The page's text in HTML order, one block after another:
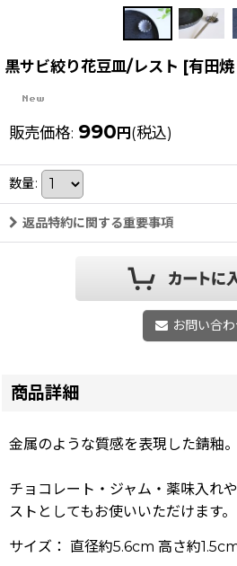
黒サビ絞り花豆皿/レスト [有田
販売価格: 990円(税込)
数量:
返品特約に関する重要事項
お問い合
商品詳細
金属のような質感を表現した錆釉。
チョコレート・ジャム・薬味入れ
ストとしてもお使いいただけます。
サイズ： 直径約5.6cm 高さ約